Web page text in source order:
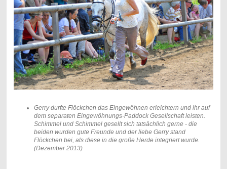
Gerry durfte Flöckchen das Eingewöhnen erleichtern und ihr auf
dem separaten Eingewöhnungs-Paddock Gesellschaft leisten.
Schimmel und Schimmel gesellt sich tatsächlich gerne - die
beiden wurden gute Freunde und der liebe Gerry stand
Flöckchen bei, als diese in die große Herde integriert wurde.
(Dezember 2013)